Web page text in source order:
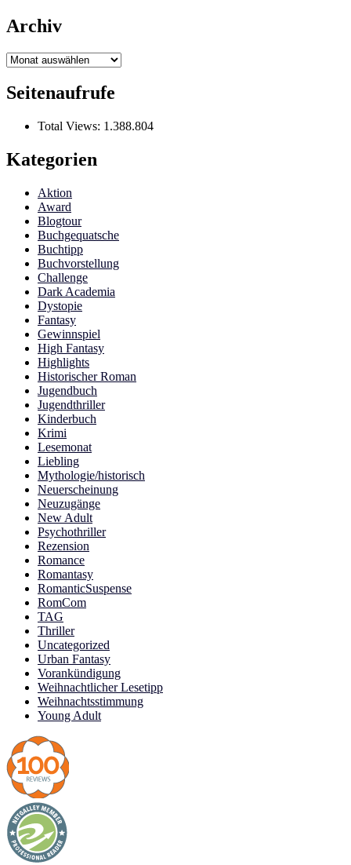
Archiv
Archiv
Seitenaufrufe
Total Views: 1.388.804
Kategorien
Aktion
Award
Blogtour
Buchgequatsche
Buchtipp
Buchvorstellung
Challenge
Dark Academia
Dystopie
Fantasy
Gewinnspiel
High Fantasy
Highlights
Historischer Roman
Jugendbuch
Jugendthriller
Kinderbuch
Krimi
Lesemonat
Liebling
Mythologie/historisch
Neuerscheinung
Neuzugänge
New Adult
Psychothriller
Rezension
Romance
Romantasy
RomanticSuspense
RomCom
TAG
Thriller
Uncategorized
Urban Fantasy
Vorankündigung
Weihnachtlicher Lesetipp
Weihnachtsstimmung
Young Adult